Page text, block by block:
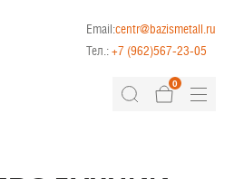
Email:centr@bazismetall.ru
Тел.:+7 (962)567-23-05
0